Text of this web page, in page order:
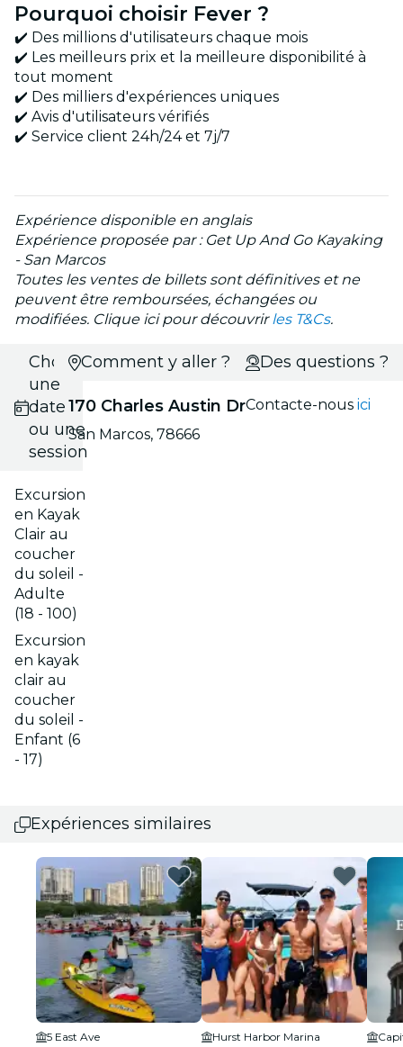
Pourquoi choisir Fever ?
✔️ Des millions d'utilisateurs chaque mois
✔️ Les meilleurs prix et la meilleure disponibilité à
tout moment
✔️ Des milliers d'expériences uniques
✔️ Avis d'utilisateurs vérifiés
✔️ Service client 24h/24 et 7j/7
Expérience disponible en anglais
Expérience proposée par : Get Up And Go Kayaking
- San Marcos
Toutes les ventes de billets sont définitives et ne
peuvent être remboursées, échangées ou
modifiées. Clique ici pour découvrirles T&Cs.
Choisis
une
date
ou une
session
Excursion
en Kayak
Clair au
coucher
du soleil -
Adulte
(18 - 100)
Excursion
en kayak
clair au
coucher
du soleil -
Enfant (6
- 17)
Comment y aller ?
170 Charles Austin Dr
San Marcos, 78666
Des questions ?
Contacte-nousici
Expériences similaires
5 East Ave
Hurst Harbor Marina